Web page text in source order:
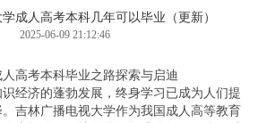
成人高考本科几年可以毕业（更新）
2025-06-09 21:12:46
考本科毕业之路探索与启迪
济的蓬勃发展，终身学习已成为人们提
吉林广播电视大学作为我国成人高等教育